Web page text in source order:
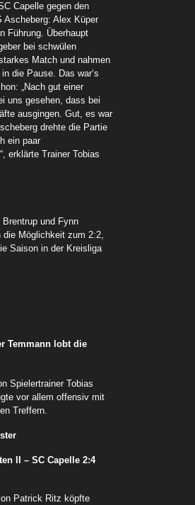
Capelle gegen den
Ascheberg: Alex Küper
Führung. Überhaupt
bei schwülen
Match und nahmen
die Pause. Das war‘s
„Nach gut einer
uns gesehen, dass bei
ausgingen. Gut, es war
drehte die Partie
ein paar
erklärte Trainer Tobias
und Fynn
Möglichkeit zum 2:2,
Saison in der Kreisliga
Temmann lobt die
Spielertrainer Tobias
vor allem offensiv mit
Treffern.
II – SC Capelle 2:4
Patrick Ritz köpfte